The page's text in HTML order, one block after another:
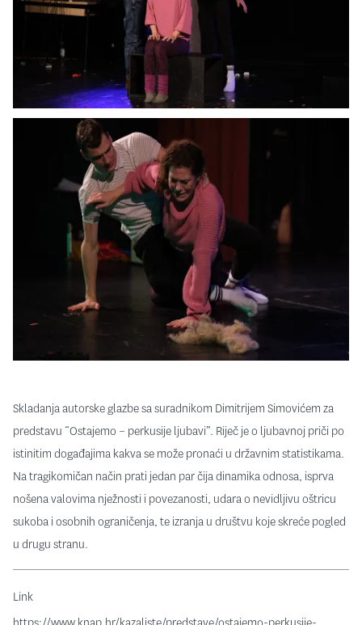
Skladanja autorske glazbe sa suradnikom Dimitrijem Simovićem za
predstavu “Ostajemo – perkusije ljubavi”. Riječ je o ljubavnoj priči po
istinitim događajima kakva se može pronaći u državnim statistikama.
Na tragikomičan način prati jedan par čija dinamika odnosa, isprva
nošena valovima nježnosti i povezanosti, udara o nevidljivu oštricu
sukoba i osobnih ograničenja, te izranja u društvu koje skreće pogled
u drugu stranu.
Link